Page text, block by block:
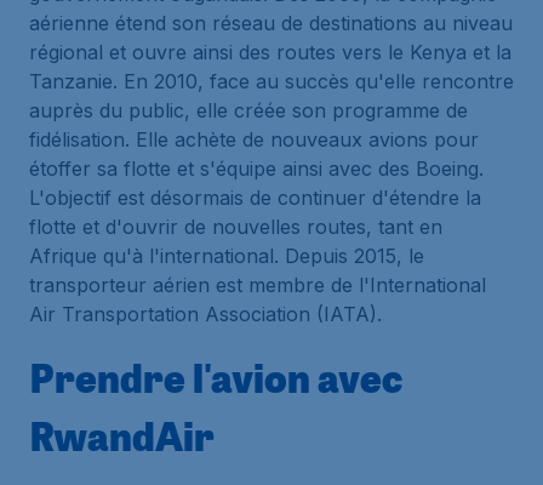
aérienne étend son réseau de destinations au niveau
régional et ouvre ainsi des routes vers le Kenya et la
Tanzanie. En 2010, face au succès qu'elle rencontre
auprès du public, elle créée son programme de
fidélisation. Elle achète de nouveaux avions pour
étoffer sa flotte et s'équipe ainsi avec des Boeing.
L'objectif est désormais de continuer d'étendre la
flotte et d'ouvrir de nouvelles routes, tant en
Afrique qu'à l'international. Depuis 2015, le
transporteur aérien est membre de l'International
Air Transportation Association (IATA).
Prendre l'avion avec
RwandAir